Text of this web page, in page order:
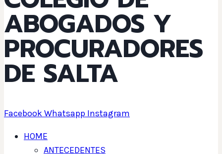
ABOGADOS Y
PROCURADORES
DE SALTA
FacebookWhatsapp Instagram
HOME
ANTECEDENTES